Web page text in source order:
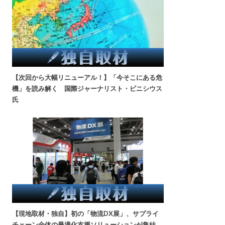
【次回から大幅リニューアル！】「今そこにある危
機」を読み解く 国際ジャーナリスト・ビニシウス
氏
【現地取材・独自】初の「物流DX展」、サプライ